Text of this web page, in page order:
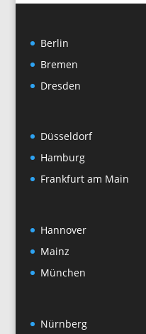
Berlin
Bremen
Dresden
Düsseldorf
Hamburg
Frankfurt am Main
Hannover
Mainz
München
Nürnberg